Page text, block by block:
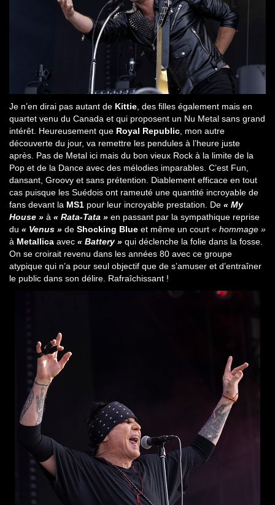
Je n’en dirai pas autant de Kittie, des filles également mais en
quartet venu du Canada et qui proposent un Nu Metal sans grand
intérêt. Heureusement que Royal Republic, mon autre
découverte du jour, va remettre les pendules à l’heure juste
après. Pas de Metal ici mais du bon vieux Rock à la limite de la
Pop et de la Dance avec des mélodies imparables. C’est Fun,
dansant, Groovy et sans prétention. Diablement efficace en tout
cas puisque les Suédois ont rameuté une quantité incroyable de
fans devant la MS1 pour leur incroyable prestation. De « My
House » à « Rata-Tata » en passant par la sympathique reprise
du « Venus » de Shocking Blue et même un court « hommage »
à Metallica avec « Battery » qui déclenche la folie dans la fosse.
On se croirait revenu dans les années 80 avec ce groupe
atypique qui n’a pour seul objectif que de s’amuser et d’entraîner
le public dans son délire. Rafraîchissant !